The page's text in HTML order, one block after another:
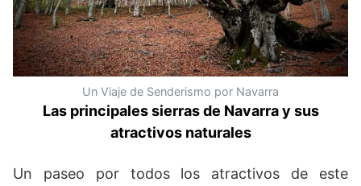
Un Viaje de Senderismo por Navarra
Las principales sierras de Navarra y sus
atractivos naturales
Un paseo por todos los atractivos de este